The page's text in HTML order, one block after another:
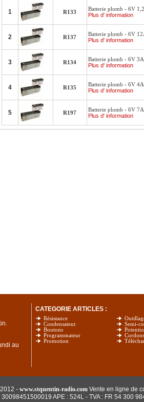
1 R133
Batterie plomb - 6V
Plus d' information
2 R137
Batterie plomb - 6V
Plus d' information
3 R134
Batterie plomb - 6V
Plus d' information
4 R135
Batterie plomb - 6V
Plus d' information
5 R197
Batterie plomb - 6V
Plus d' information
au
CATEGORIE ARTICLES :
Résistance
Condensateur
Boutons
Programmateur
Promotion
Semi-
Cordons
- www.stquentin-radio.comVente en ligne de
30098451500019 APE : 524L - TVA : FR 54 300